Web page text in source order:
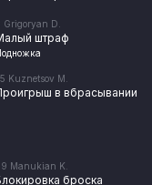
Grigoryan D.
штраф
Kuznetsov M.
в вбрасывании
Manukian K.
броска